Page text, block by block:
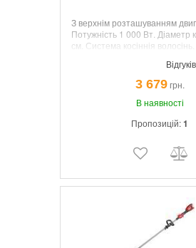
З верхнім розташуванням
Потужність 1 000 Вт. Діаметр
см. Система косіннія
3 679грн.
В наявності
Пропозицій:1